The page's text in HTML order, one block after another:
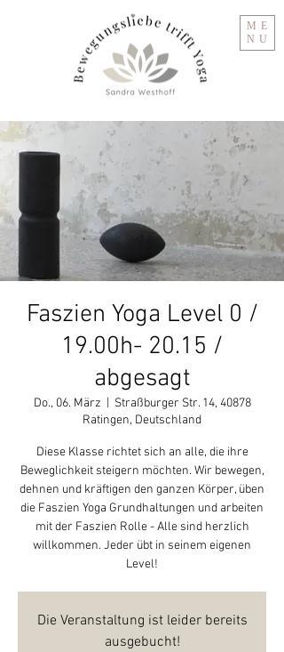
ME
NU
Faszien Yoga Level 0 /
19.00h- 20.15 /
abgesagt
Do., 06. März
Straßburger Str. 14, 40878
Ratingen, Deutschland
Diese Klasse richtet sich an alle, die ihre
Beweglichkeit steigern möchten. Wir bewegen,
dehnen und kräftigen den ganzen Körper, üben
die Faszien Yoga Grundhaltungen und arbeiten
mit der Faszien Rolle - Alle sind herzlich
willkommen. Jeder übt in seinem eigenen
Level!
Die Veranstaltung ist leider bereits
ausgebucht!